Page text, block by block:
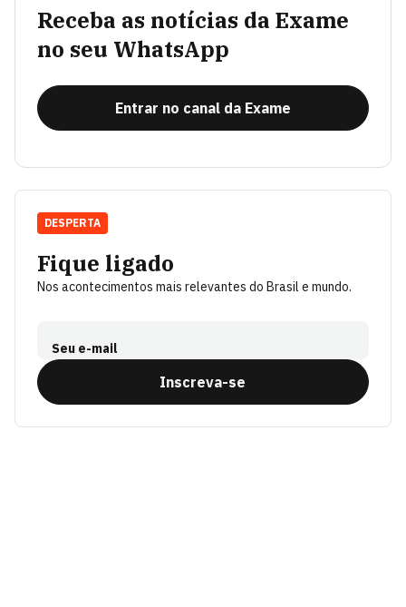
Receba as notícias da Exame
no seu WhatsApp
Entrar no canal da Exame
Fique ligado
Nos acontecimentos mais relevantes do Brasil e mundo.
Seu e-mail
Inscreva-se
DESPERTA